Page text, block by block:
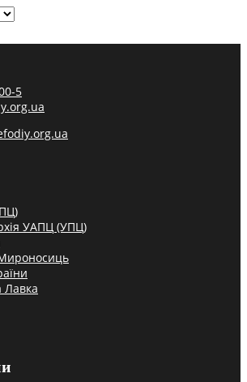
5
УАПЦ (УПЦ)
Лавка